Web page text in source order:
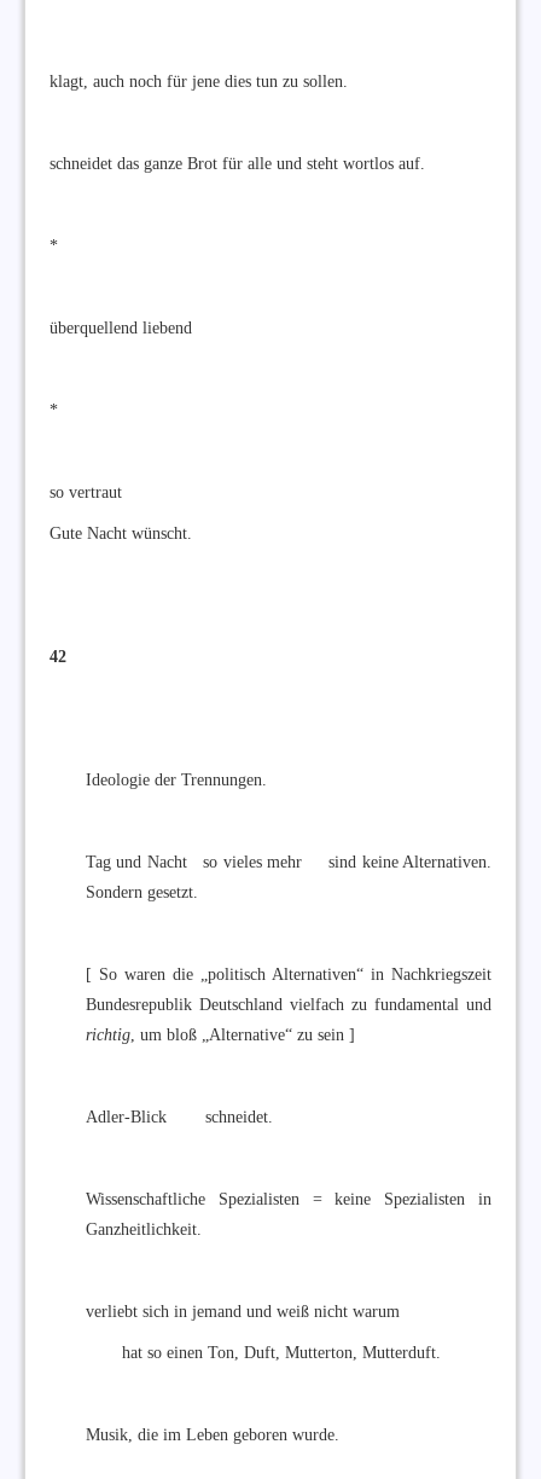
klagt, auch noch für jene dies tun zu sollen.
schneidet das ganze Brot für alle und steht wortlos auf.
*
überquellend liebend
*
so vertraut
Gute Nacht wünscht.
42
Ideologie der Trennungen.
Tag und Nacht so vieles mehr sind keine Alternativen.
Sondern gesetzt.
[ So waren die „politisch Alternativen“ in Nachkriegszeit
Bundesrepublik Deutschland vielfach zu fundamental und
richtig , um bloß „Alternative“ zu sein ]
Adler-Blick schneidet.
Wissenschaftliche Spezialisten = keine Spezialisten in
Ganzheitlichkeit.
verliebt sich in jemand und weiß nicht warum
hat so einen Ton, Duft, Mutterton, Mutterduft.
Musik, die im Leben geboren wurde.